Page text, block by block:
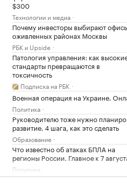
$300
Технологии и медиа
Почему инвесторы выбирают
оживленных районах Москвы
РБК и Upside
Патология управления: как
стандарты превращаются в
токсичность
Подписка на РБК
Военная операция на Украине.
Политика
Руководителю тоже нужно
развитие. 4 шага, как это сделать
Образование
Что известно об атаках БПЛА на
регионы России. Главное к 7
Политика
В WB сообщили о состоянии